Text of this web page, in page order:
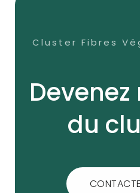
Cluster Fibres
du